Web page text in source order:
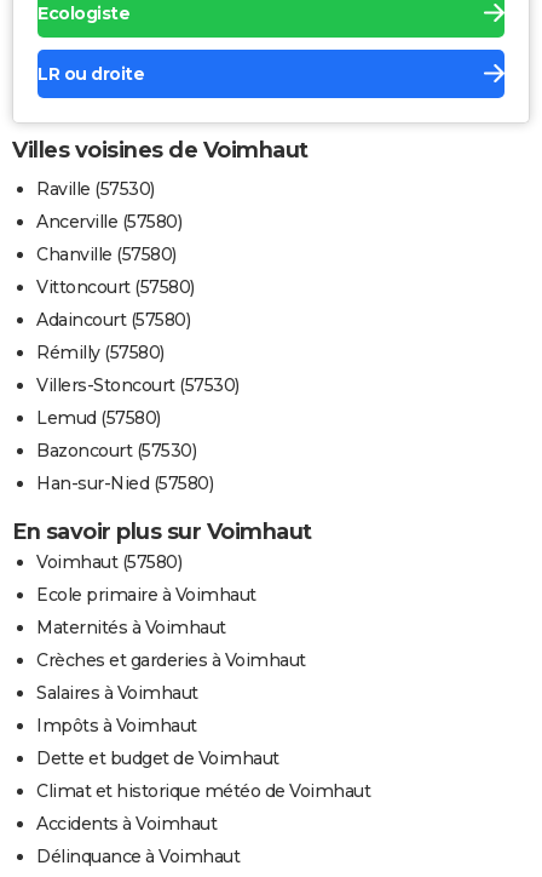
Ecologiste
LR ou droite
Villes voisines de Voimhaut
Raville (57530)
Ancerville (57580)
Chanville (57580)
Vittoncourt (57580)
Adaincourt (57580)
Rémilly (57580)
Villers-Stoncourt (57530)
Lemud (57580)
Bazoncourt (57530)
Han-sur-Nied (57580)
En savoir plus sur Voimhaut
Voimhaut (57580)
Ecole primaire à Voimhaut
Maternités à Voimhaut
Crèches et garderies à Voimhaut
Salaires à Voimhaut
Impôts à Voimhaut
Dette et budget de Voimhaut
Climat et historique météo de Voimhaut
Accidents à Voimhaut
Délinquance à Voimhaut